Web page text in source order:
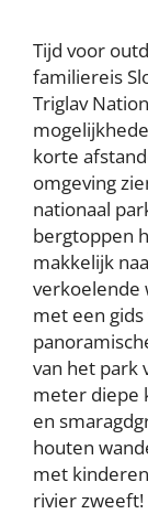
Tijd voor
familiereis
Triglav
korte
omgeving
nationaal
bergtoppen
makkelijk
verkoelende
met een
van het park
meter diepe
en
houten
met
rivier zweeft!